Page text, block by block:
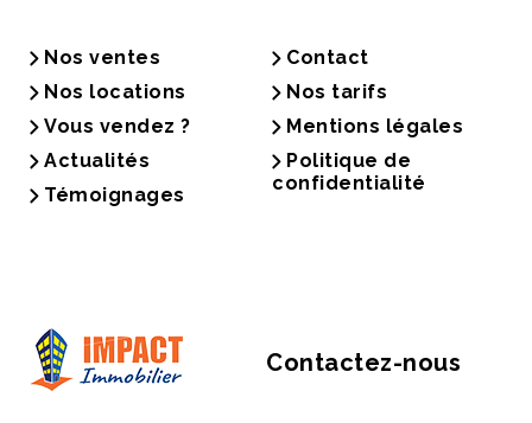
Nos ventes
Nos locations
Vous vendez ?
Actualités
Témoignages
Contact
Nos tarifs
Mentions légales
Politique de
confidentialité
Contactez-nous